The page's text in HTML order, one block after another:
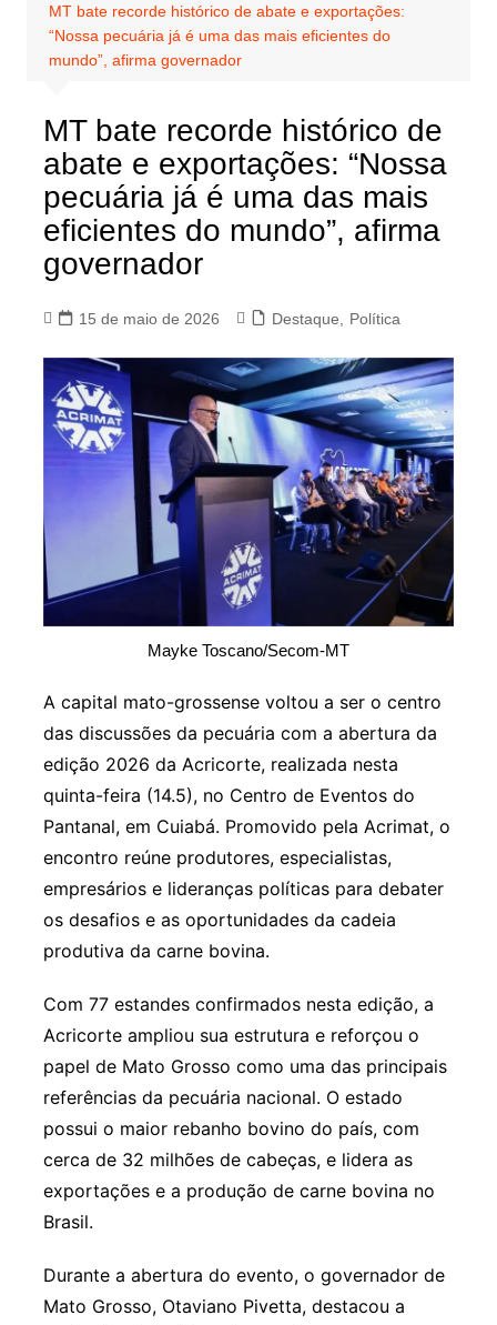
MT bate recorde histórico de abate e exportações:
“Nossa pecuária já é uma das mais eficientes do
mundo”, afirma governador
MT bate recorde histórico de
abate e exportações: “Nossa
pecuária já é uma das mais
eficientes do mundo”, afirma
governador
15 de maio de 2026 Destaque Política
Mayke Toscano/Secom-MT
A capital mato-grossense voltou a ser o centro
das discussões da pecuária com a abertura da
edição 2026 da Acricorte, realizada nesta
quinta-feira (14.5), no Centro de Eventos do
Pantanal, em Cuiabá. Promovido pela Acrimat, o
encontro reúne produtores, especialistas,
empresários e lideranças políticas para debater
os desafios e as oportunidades da cadeia
produtiva da carne bovina.
Com 77 estandes confirmados nesta edição, a
Acricorte ampliou sua estrutura e reforçou o
papel de Mato Grosso como uma das principais
referências da pecuária nacional. O estado
possui o maior rebanho bovino do país, com
cerca de 32 milhões de cabeças, e lidera as
exportações e a produção de carne bovina no
Brasil.
Durante a abertura do evento, o governador de
Mato Grosso, Otaviano Pivetta, destacou a